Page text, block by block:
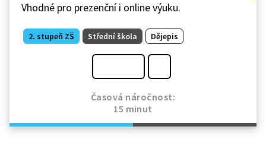
Vhodné pro prezenční i online výuku.
2. stupeň ZŠ Střední škola Dějepis
Časová náročnost:
15 minut